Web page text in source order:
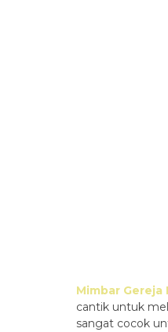
Mimbar
cantik untuk
sangat cocok